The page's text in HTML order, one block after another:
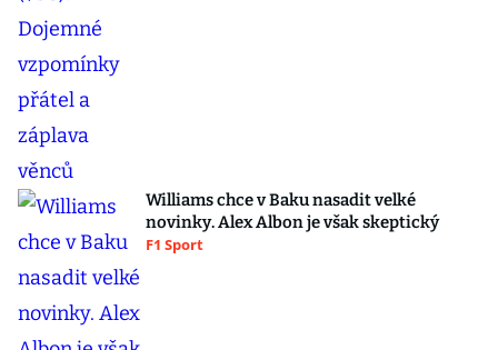
Williams chce v Baku nasadit velké
novinky. Alex Albon je však skeptický
F1 Sport